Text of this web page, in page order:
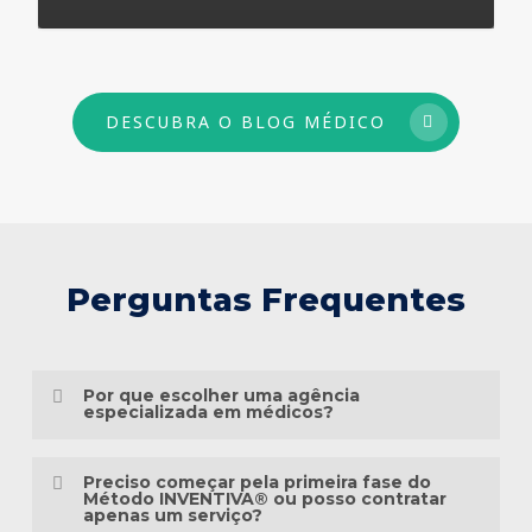
DESCUBRA O BLOG MÉDICO
Perguntas Frequentes
Por que escolher uma agência
especializada em médicos?
mais do que conhecimento em publicidade.
Preciso começar pela primeira fase do
Método INVENTIVA® ou posso contratar
apenas um serviço?